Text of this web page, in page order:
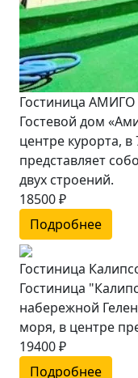
Гостиница АМИГО
Гостевой дом
центре курорта,
представляет
двух строений.
18500 ₽
Подробнее
Гостиница
Гостиница
набережной
моря, в центре
19400 ₽
Подробнее